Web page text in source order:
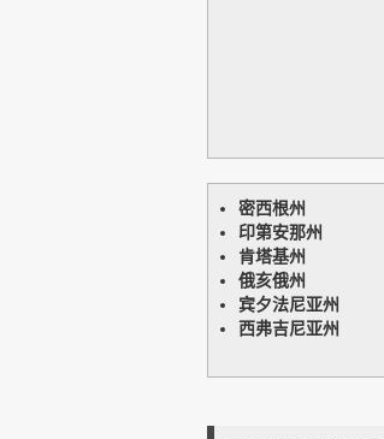
密西根州
印第安那州
肯塔基州
俄亥俄州
宾夕法尼亚州
西弗吉尼亚州